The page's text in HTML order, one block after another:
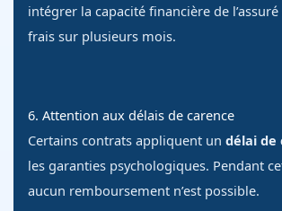
intégrer la capacité financière de
frais sur plusieurs mois.
6. Attention aux délais de carence
Certains contrats appliquent un délai de
les garanties psychologiques. Pendant
aucun remboursement n’est possible.